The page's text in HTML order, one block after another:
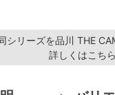
シリーズを品川 THE
詳しくはこちら